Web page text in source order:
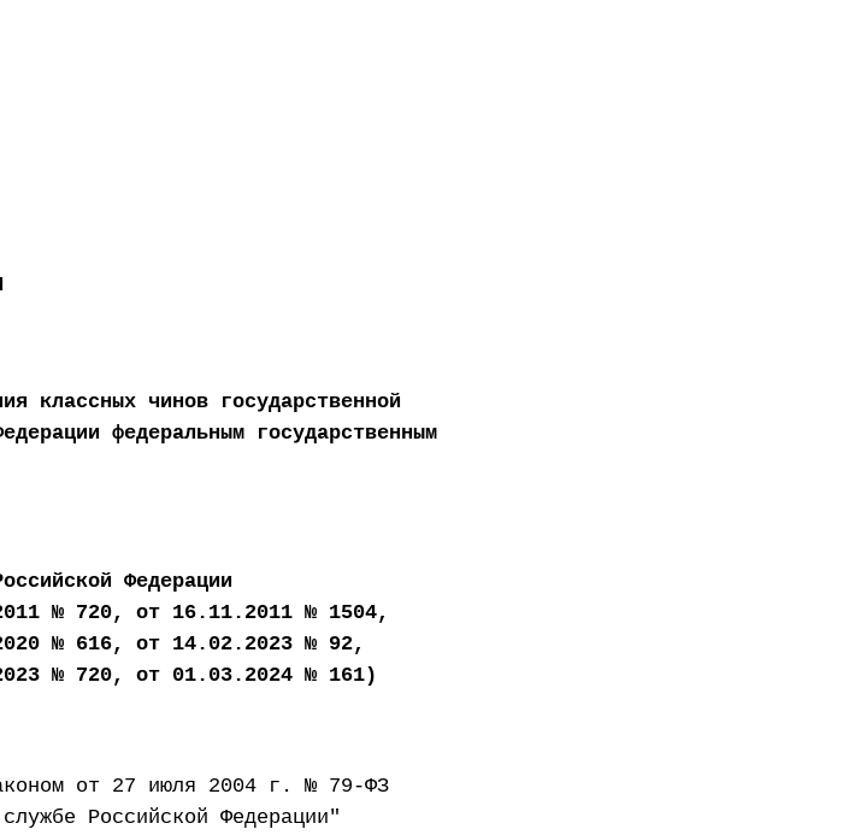
классных чинов государственной
федеральным государственным
Федерации
№ 720, от 16.11.2011 № 1504,
№ 616, от 14.02.2023 № 92,
№ 720, от 01.03.2024 № 161)
от 27 июля 2004 г. № 79-ФЗ
Российской Федерации"